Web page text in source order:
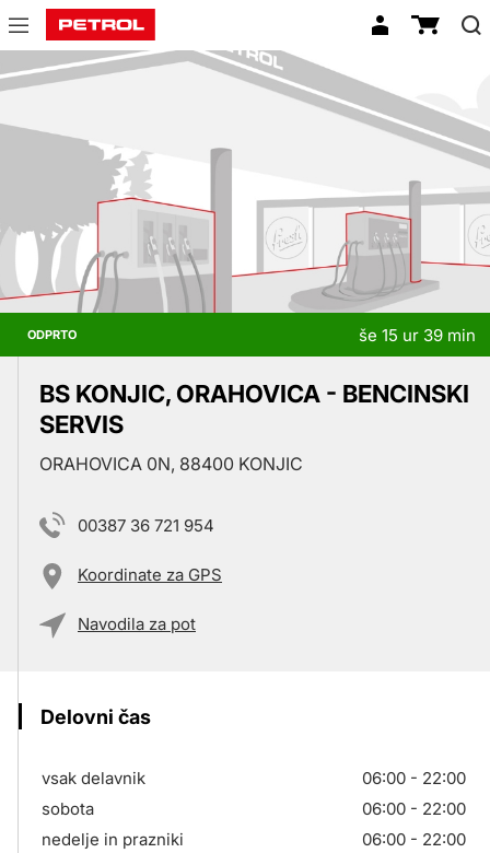
Prodajna
mesta
ODPRTO še 15 ur 39 min
BS KONJIC, ORAHOVICA - BENCINSKI
SERVIS
ORAHOVICA 0N, 88400 KONJIC
00387 36 721 954
Koordinate za GPS
Navodila za pot
Delovni čas
vsak delavnik
06:00 - 22:00
sobota
06:00 - 22:00
nedelje in prazniki
06:00 - 22:00